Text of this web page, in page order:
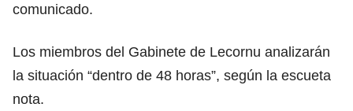
comunicado.
Los miembros del Gabinete de Lecornu analizarán
la situación “dentro de 48 horas”, según la escueta
nota.